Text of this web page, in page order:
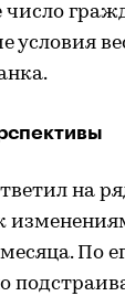
условия
на
По